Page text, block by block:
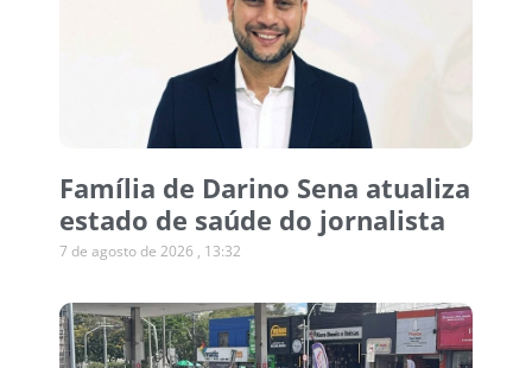
Família de Darino Sena atualiza
estado de saúde do jornalista
7 de agosto de 2026 13:32